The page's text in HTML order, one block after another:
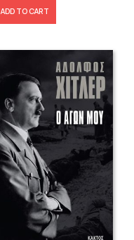
ADD TO CART